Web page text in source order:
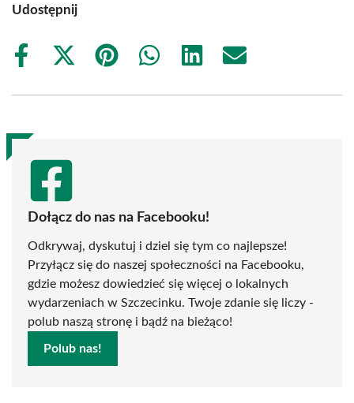
Udostępnij
Share
Share
(Twitter)
Share
Share
Share
Share
Dołącz do nas na Facebooku!
Odkrywaj, dyskutuj i dziel się tym co najlepsze!
Przyłącz się do naszej społeczności na Facebooku,
gdzie możesz dowiedzieć się więcej o lokalnych
wydarzeniach w Szczecinku. Twoje zdanie się liczy -
polub naszą stronę i bądź na bieżąco!
Polub nas!